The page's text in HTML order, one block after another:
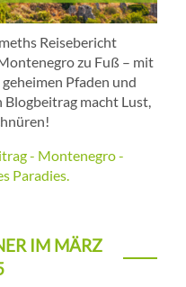
Reisebericht
zu Fuß – mit
Pfaden und
Blogbeitrag macht Lust,
- Montenegro -
Paradies.
IM MÄRZ